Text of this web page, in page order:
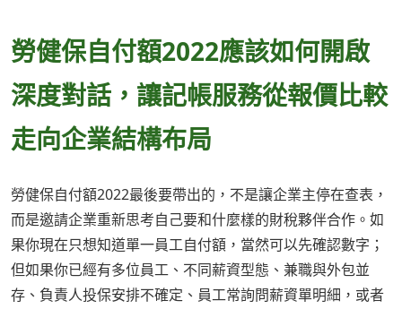
勞健保自付額2022應該如何開啟
深度對話，讓記帳服務從報價比較
走向企業結構布局
勞健保自付額2022最後要帶出的，不是讓企業主停在查表，
而是邀請企業重新思考自己要和什麼樣的財稅夥伴合作。如
果你現在只想知道單一員工自付額，當然可以先確認數字；
但如果你已經有多位員工、不同薪資型態、兼職與外包並
存、負責人投保安排不確定、員工常詢問薪資單明細，或者